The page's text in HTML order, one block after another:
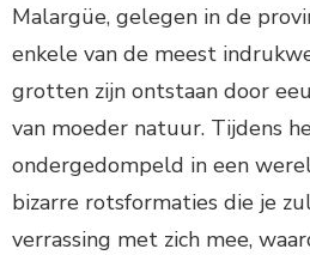
Malargüe, gelegen in de
enkele van de meest
grotten zijn ontstaan door
van moeder natuur. Tijdens
ondergedompeld in een
bizarre rotsformaties die je
verrassing met zich mee,